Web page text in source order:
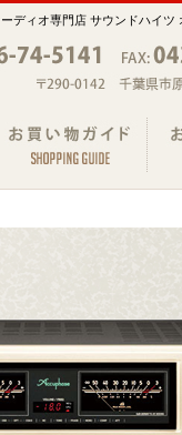
ーディオ専門店 サウンドハイツ